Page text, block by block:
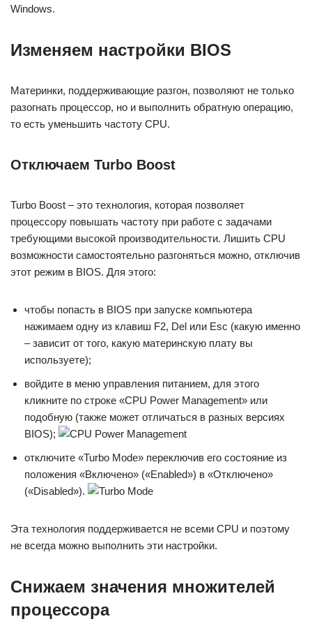
Windows.
Изменяем настройки BIOS
Материнки, поддерживающие разгон, позволяют не только
разогнать процессор, но и выполнить обратную операцию,
то есть уменьшить частоту CPU.
Отключаем Turbo Boost
Turbo Boost – это технология, которая позволяет
процессору повышать частоту при работе с задачами
требующими высокой производительности. Лишить CPU
возможности самостоятельно разгоняться можно, отключив
этот режим в BIOS. Для этого:
чтобы попасть в BIOS при запуске компьютера
нажимаем одну из клавиш F2, Del или Esc (какую именно
– зависит от того, какую материнскую плату вы
используете);
войдите в меню управления питанием, для этого
кликните по строке «CPU Power Management» или
подобную (также может отличаться в разных версиях
BIOS);
отключите «Turbo Mode» переключив его состояние из
положения «Включено» («Enabled») в «Отключено»
(«Disabled»).
Эта технология поддерживается не всеми CPU и поэтому
не всегда можно выполнить эти настройки.
Снижаем значения множителей
процессора